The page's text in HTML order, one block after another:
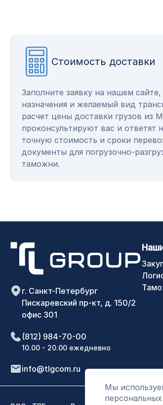
Стоимость доставки
Заполните заявку на нашем
назначения и желаемый вид
расчет цены доставки грузов из
проконсультируют вас и
точную стоимость и сроки
документы для погрузочно-
таможни.
Мы
г. Санкт-Петербург
Пискаревский пр-кт, д. 150/2
офис 301
(812) 984-70-00
10.00 - 20.00 ежедневно
info@tlgcom.ru